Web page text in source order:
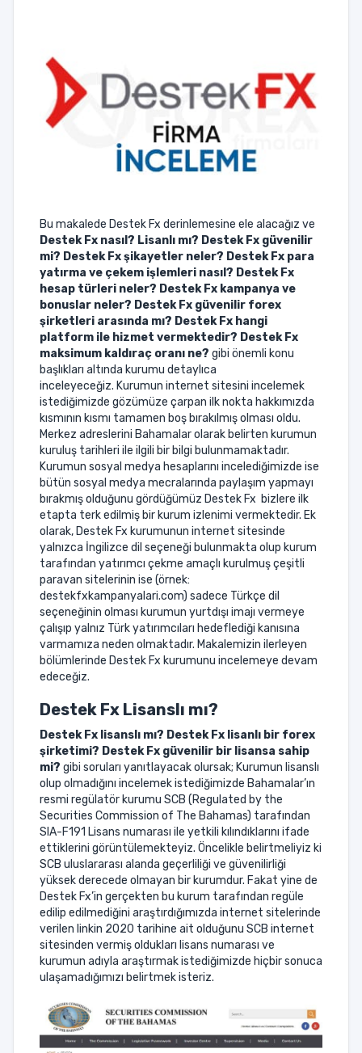
Bu makalede Destek Fx derinlemesine ele alacağız ve
Destek Fx nasıl? Lisanlı mı? Destek Fx güvenilir
mi? Destek Fx şikayetler neler? Destek Fx para
yatırma ve çekem işlemleri nasıl? Destek Fx
hesap türleri neler? Destek Fx kampanya ve
bonuslar neler? Destek Fx güvenilir forex
şirketleri arasında mı? Destek Fx hangi
platform ile hizmet vermektedir? Destek Fx
maksimum kaldıraç oranı ne? gibi önemli konu
başlıkları altında kurumu detaylıca
inceleyeceğiz. Kurumun internet sitesini incelemek
istediğimizde gözümüze çarpan ilk nokta hakkımızda
kısmının kısmı tamamen boş bırakılmış olması oldu.
Merkez adreslerini Bahamalar olarak belirten kurumun
kuruluş tarihleri ile ilgili bir bilgi bulunmamaktadır.
Kurumun sosyal medya hesaplarını incelediğimizde ise
bütün sosyal medya mecralarında paylaşım yapmayı
bırakmış olduğunu gördüğümüz Destek Fx bizlere ilk
etapta terk edilmiş bir kurum izlenimi vermektedir. Ek
olarak, Destek Fx kurumunun internet sitesinde
yalnızca İngilizce dil seçeneği bulunmakta olup kurum
tarafından yatırımcı çekme amaçlı kurulmuş çeşitli
paravan sitelerinin ise (örnek:
destekfxkampanyalari.com) sadece Türkçe dil
seçeneğinin olması kurumun yurtdışı imajı vermeye
çalışıp yalnız Türk yatırımcıları hedeflediği kanısına
varmamıza neden olmaktadır. Makalemizin ilerleyen
bölümlerinde Destek Fx kurumunu incelemeye devam
edeceğiz.
Destek Fx Lisanslı mı?
Destek Fx lisanslı mı? Destek Fx lisanlı bir forex
şirketimi? Destek Fx güvenilir bir lisansa sahip
mi? gibi soruları yanıtlayacak olursak; Kurumun lisanslı
olup olmadığını incelemek istediğimizde Bahamalar’ın
resmi regülatör kurumu SCB (Regulated by the
Securities Commission of The Bahamas) tarafından
SIA-F191 Lisans numarası ile yetkili kılındıklarını ifade
ettiklerini görüntülemekteyiz. Öncelikle belirtmeliyiz ki
SCB uluslararası alanda geçerliliği ve güvenilirliği
yüksek derecede olmayan bir kurumdur. Fakat yine de
Destek Fx’in gerçekten bu kurum tarafından regüle
edilip edilmediğini araştırdığımızda internet sitelerinde
verilen linkin 2020 tarihine ait olduğunu SCB internet
sitesinden vermiş oldukları lisans numarası ve
kurumun adıyla araştırmak istediğimizde hiçbir sonuca
ulaşamadığımızı belirtmek isteriz.